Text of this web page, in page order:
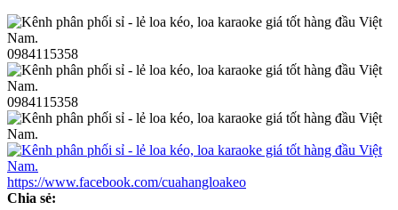
0984115358
0984115358
https://www.facebook.com/cuahangloakeo
Chia sẻ: